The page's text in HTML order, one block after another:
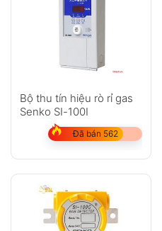
Bộ thu tín hiệu rò rỉ gas
Senko SI-100I
Đã bán 562